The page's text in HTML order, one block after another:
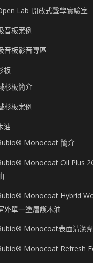
Lab 開放式聲學實驗室
音板案例
音板影音專區
板
杉板簡介
杉板案例
油
Monocoat 簡介
Monocoat Oil Plus
Monocoat Hybrid
外單一塗層護木油
Monocoat表面清潔劑
Monocoat Refresh